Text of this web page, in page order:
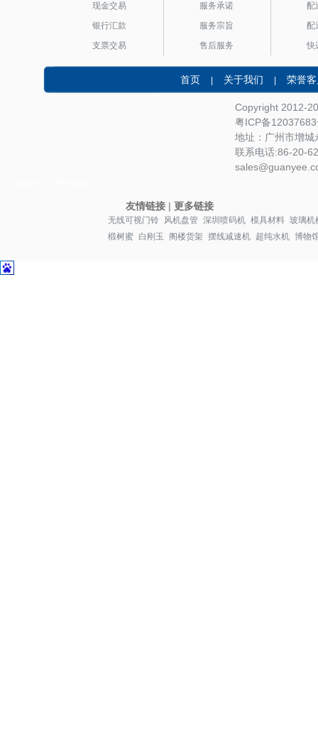
现金交易
银行汇款
支票交易
服务承诺
服务宗旨
售后服务
配
配
快
首页 关于我们 荣誉
Copyright 2012-
粤ICP备12037683
地址：广州市增
联系电话:86-20-
友情链接| 更多链接
无线可视门铃 风机盘管 深圳喷码机 模具材料 玻璃机
椴树蜜 白刚玉 阁楼货架 摆线减速机 超纯水机 博物